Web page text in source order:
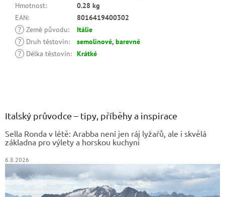
Hmotnost:
0.28 kg
EAN:
8016419400302
? Země původu:
Itálie
?
Druh těstovin: semolinové, barevné
?
Délka těstovin: Krátké
Italský průvodce – tipy, příběhy a inspirace
Sella Ronda v létě: Arabba není jen ráj lyžařů, ale i skvělá
základna pro výlety a horskou kuchyni
6.8.2026